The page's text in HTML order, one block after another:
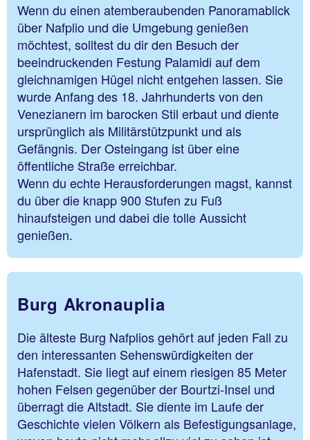
Wenn du einen atemberaubenden Panoramablick
über Nafplio und die Umgebung genießen
möchtest, solltest du dir den Besuch der
beeindruckenden Festung Palamidi auf dem
gleichnamigen Hügel nicht entgehen lassen. Sie
wurde Anfang des 18. Jahrhunderts von den
Venezianern im barocken Stil erbaut und diente
ursprünglich als Militärstützpunkt und als
Gefängnis. Der Osteingang ist über eine
öffentliche Straße erreichbar.
Wenn du echte Herausforderungen magst, kannst
du über die knapp 900 Stufen zu Fuß
hinaufsteigen und dabei die tolle Aussicht
genießen.
Burg Akronauplia
Die älteste Burg Nafplios gehört auf jeden Fall zu
den interessanten Sehenswürdigkeiten der
Hafenstadt. Sie liegt auf einem riesigen 85 Meter
hohen Felsen gegenüber der Bourtzi-Insel und
überragt die Altstadt. Sie diente im Laufe der
Geschichte vielen Völkern als Befestigungsanlage,